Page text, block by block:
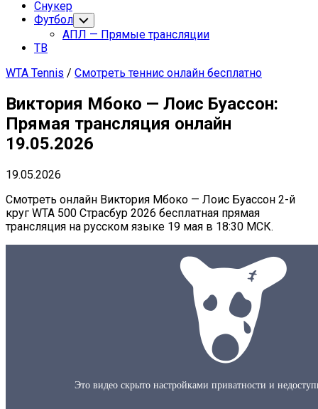
Снукер
Футбол Переключатель
дочернего
меню
АПЛ — Прямые трансляции
ТВ
WTA Tennis / Смотреть теннис онлайн бесплатно
Виктория Мбоко — Лоис Буассон:
Прямая трансляция онлайн
19.05.2026
19.05.2026
Смотреть онлайн Виктория Мбоко — Лоис Буассон 2-й
круг WTA 500 Страсбур 2026 бесплатная прямая
трансляция на русском языке 19 мая в 18:30 МСК.